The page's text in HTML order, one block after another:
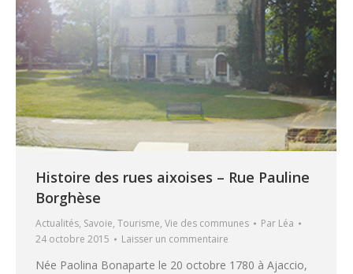
Histoire des rues aixoises – Rue Pauline
Borghèse
Actualités, Savoie, Tourisme, Vie des communes Par Léa
24 octobre 2015
Laisser un commentaire
Née Paolina Bonaparte le 20 octobre 1780 à Ajaccio,